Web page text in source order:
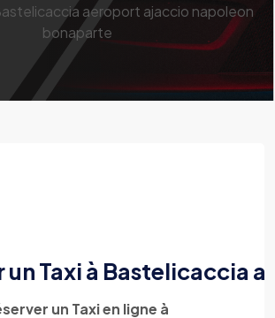
aeroport ajaccio napoleon
bonaparte
un Taxi à
un Taxi en ligne à